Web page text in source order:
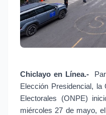
Chiclayo en Línea.-
Elección Presidencial,
Electorales (ONPE)
miércoles 27 de mayo,